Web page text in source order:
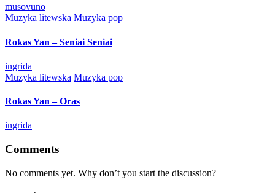
Posted
by
musovuno
Posted
Muzyka litewska Muzyka pop
Rokas Yan – Seniai Seniai
Posted
by
ingrida
Posted
Muzyka litewska Muzyka pop
Rokas Yan – Oras
Posted
ingrida
Comments
No comments yet. Why don’t you start the discussion?